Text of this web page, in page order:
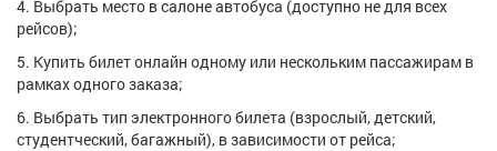
4. Выбрать место в салоне автобуса (доступно не для всех
рейсов);
5. Купить билет онлайн одному или нескольким пассажирам в
рамках одного заказа;
6. Выбрать тип электронного билета (взрослый, детский,
студентческий, багажный), в зависимости от рейса;